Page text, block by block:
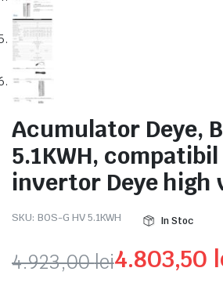
Acumulator Deye,
5.1KWH,
invertor Deye high
SKU: BOS-G HV 5.1KWH In Stoc
4.923,00lei4.803,50